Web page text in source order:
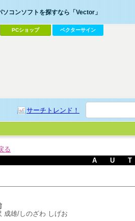
ソコンソフトを探すなら「Vector」
PCショップ ベクターサイン
サーチトレンド！
る
A U
成雄/しのざわ しげお